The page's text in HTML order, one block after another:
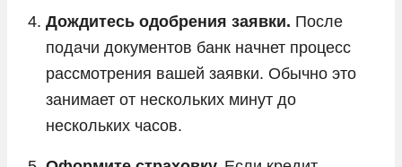
Дождитесь одобрения заявки. После
подачи документов банк начнет процесс
рассмотрения вашей заявки. Обычно это
занимает от нескольких минут до
нескольких часов.